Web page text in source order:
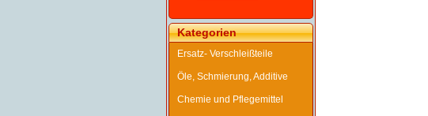
Kategorien
Ersatz- Verschleißteile
Öle, Schmierung, Additive
Chemie und Pflegemittel